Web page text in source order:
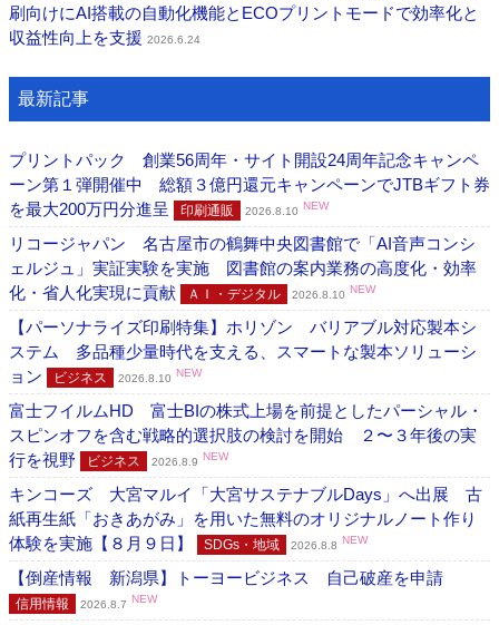
刷向けにAI搭載の自動化機能とECOプリントモードで効率化と
収益性向上を支援 2026.6.24
最新記事
プリントパック 創業56周年・サイト開設24周年記念キャンペ
ーン第１弾開催中 総額３億円還元キャンペーンでJTBギフト券
を最大200万円分進呈
印刷通販 2026.8.10 NEW
リコージャパン 名古屋市の鶴舞中央図書館で「AI音声コンシ
ェルジュ」実証実験を実施 図書館の案内業務の高度化・効率
化・省人化実現に貢献
ＡＩ・デジタル 2026.8.10 NEW
【パーソナライズ印刷特集】ホリゾン バリアブル対応製本シ
ステム 多品種少量時代を支える、スマートな製本ソリューシ
ョン
ビジネス 2026.8.10 NEW
富士フイルムHD 富士BIの株式上場を前提としたパーシャル・
スピンオフを含む戦略的選択肢の検討を開始 ２〜３年後の実
行を視野
ビジネス 2026.8.9 NEW
キンコーズ 大宮マルイ「大宮サステナブルDays」へ出展 古
紙再生紙「おきあがみ」を用いた無料のオリジナルノート作り
体験を実施【８月９日】
SDGs・地域 2026.8.8 NEW
【倒産情報 新潟県】トーヨービジネス 自己破産を申請
信用情報 2026.8.7 NEW